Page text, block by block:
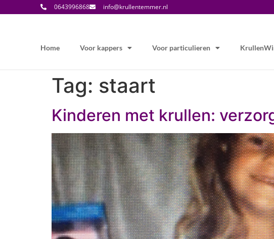
0643996868 info@krullentemmer.nl
Home Voor kappers Voor particulieren
Tag: staart
Kinderen met krullen: